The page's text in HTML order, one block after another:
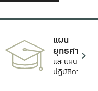
แผน
ยุทธศาสตร์
และแผน
ปฏิบัติการ